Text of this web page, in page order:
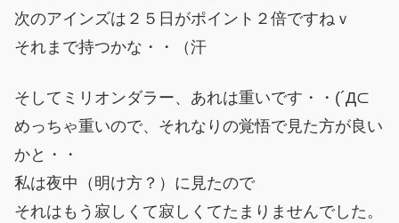
次のアインズは２５日がポイント２倍ですねｖ
それまで持つかな・・（汗
そしてミリオンダラー、あれは重いです・・(´Д⊂
めっちゃ重いので、それなりの覚悟で見た方が良い
かと・・
私は夜中（明け方？）に見たので
それはもう寂しくて寂しくてたまりませんでした。